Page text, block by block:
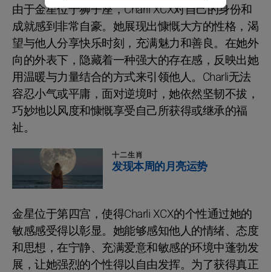
由于金星位于狮子座，Charli XCX对自己的身份和
成就感到非常自豪。她展现出慷慨大方的性格，渴
望与他人分享快乐时刻，充满魅力和善良。在她外
向的外表下，隐藏着一种强大的存在感，反映出她
用温暖与力量结合的方式来引领他人。Charli无法
容忍小气或平庸，面对逆境时，她依然坚韧不拔，
巧妙地以风度和慷慨享受自己所获得或继承的福
祉。
十二生肖
发现本周的月亮运势
金星位于第四宫，使得Charli XCX的个性通过她的
敏感感受得以彰显。她能够感知他人的情绪、态度
和思想，在宁静、充满爱意和敏感的环境中蓬勃发
展，让她强烈的个性得以自由发挥。为了获得真正